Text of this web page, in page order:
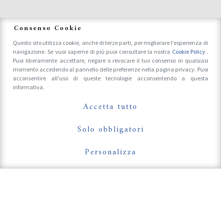
Accrediti Stampa e Fotografi
Follow Us On
Consenso Cookie
Questo sito utilizza cookie, anche di terze parti, per migliorare l'esperienza di
navigazione. Se vuoi saperne di più puoi consultare la nostra Cookie Policy .
Puoi liberamente accettare, negare o revocare il tuo consenso in qualsiasi
momento accedendo al pannello delle preferenze nella pagina privacy. Puoi
acconsentire all'uso di queste tecnologie acconsentendo a questa
informativa.
Accetta tutto
Solo obbligatori
Personalizza